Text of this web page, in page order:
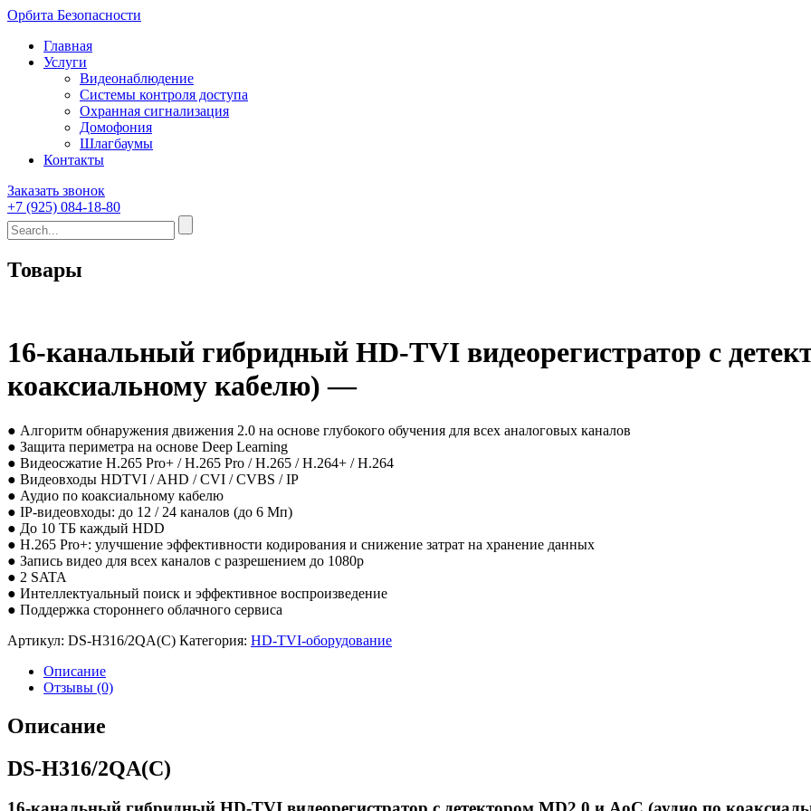
Орбита Безопасности
Главная
Услуги
Видеонаблюдение
Системы контроля доступа
Охранная сигнализация
Домофония
Шлагбаумы
Контакты
Заказать звонок
+7 (925) 084-18-80
Товары
16-канальный гибридный HD-TVI видеорегистратор c
коаксиальному кабелю) —
● Алгоритм обнаружения движения 2.0 на основе глубокого обучения для всех аналоговых каналов
● Защита периметра на основе Deep Learning
● Видеосжатие H.265 Pro+ / H.265 Pro / H.265 / H.264+ / H.264
● Видеовходы HDTVI / AHD / CVI / CVBS / IP
● Аудио по коаксиальному кабелю
● IP-видеовходы: до 12 / 24 каналов (до 6 Мп)
● До 10 TБ каждый HDD
● H.265 Pro+: улучшение эффективности кодирования и снижение затрат на хранение данных
● Запись видео для всех каналов с разрешением до 1080p
● 2 SATA
● Интеллектуальный поиск и эффективное воспроизведение
● Поддержка стороннего облачного сервиса
Артикул: DS-H316/2QA(C) Категория: HD-TVI-оборудование
Описание
Отзывы (0)
Описание
DS-H316/2QA(C)